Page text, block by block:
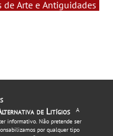
de Arte e Antiguidades
de Litígios
A
informativo. Não pretende ser
por qualquer tipo